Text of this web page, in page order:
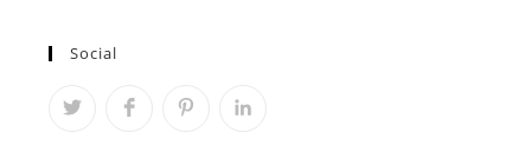
Social